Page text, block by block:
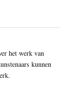
het werk van
kunnen